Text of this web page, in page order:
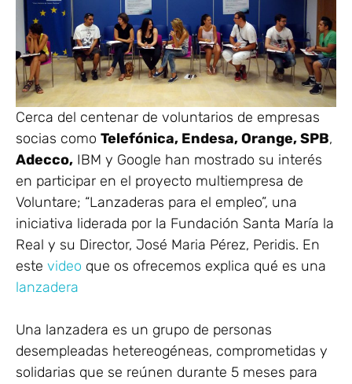
Cerca del centenar de voluntarios de empresas
socias como Telefónica, Endesa, Orange, SPB,
Adecco, IBM y Google han mostrado su interés
en participar en el proyecto multiempresa de
Voluntare; “Lanzaderas para el empleo”, una
iniciativa liderada por la Fundación Santa María la
Real y su Director, José Maria Pérez, Peridis. En
este video que os ofrecemos explica qué es una
lanzadera
Una lanzadera es un grupo de personas
desempleadas hetereogéneas, comprometidas y
solidarias que se reúnen durante 5 meses para